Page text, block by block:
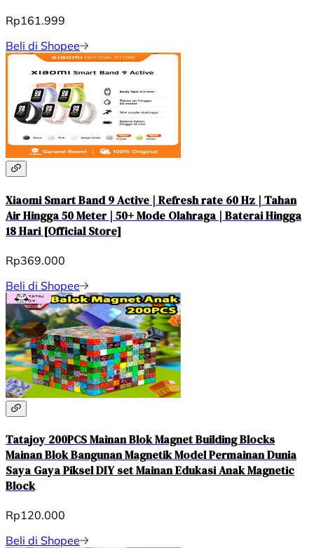
Rp161.999
Beli di Shopee
Xiaomi Smart Band 9 Active | Refresh rate 60 Hz | Tahan
Air Hingga 50 Meter | 50+ Mode Olahraga | Baterai Hingga
18 Hari [Official Store]
Rp369.000
Beli di Shopee
Tatajoy 200PCS Mainan Blok Magnet Building Blocks
Mainan Blok Bangunan Magnetik Model Permainan Dunia
Saya Gaya Piksel DIY set Mainan Edukasi Anak Magnetic
Block
Rp120.000
Beli di Shopee